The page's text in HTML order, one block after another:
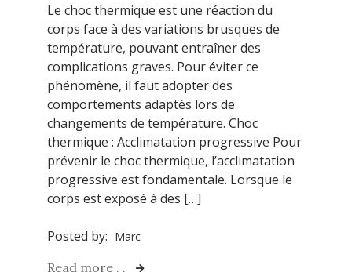
Le choc thermique est une réaction du
corps face à des variations brusques de
température, pouvant entraîner des
complications graves. Pour éviter ce
phénomène, il faut adopter des
comportements adaptés lors de
changements de température. Choc
thermique : Acclimatation progressive Pour
prévenir le choc thermique, l’acclimatation
progressive est fondamentale. Lorsque le
corps est exposé à des […]
Posted by: Marc
Read more . .